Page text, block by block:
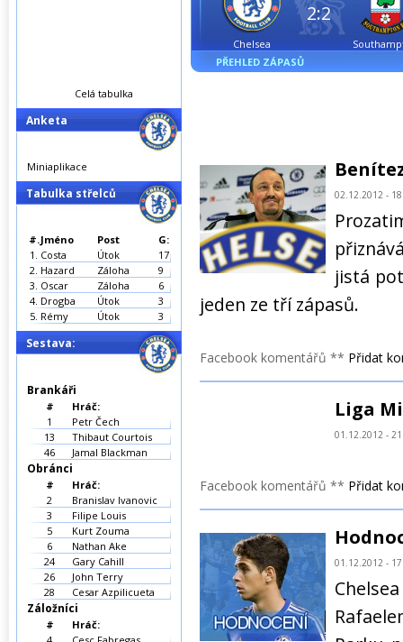
Chelsea
2:2
PŘEHLED ZÁPASŮ
02.12.2012 -
jistá
jeden ze tří zápasů.
Facebook komentářů ** Přidat
Liga
01.12.2012 -
Facebook komentářů ** Přidat
01.12.2012 -
Celá tabulka
Anketa
Miniaplikace
Tabulka střelců
#.Jméno Post
G:
1. Costa Útok
17
2. Hazard Záloha
9
3. Oscar Záloha
6
4. Drogba Útok
3
5. Rémy Útok 3
Sestava:
Brankáři
#
Hráč:
1
Petr Čech
13
Thibaut Courtois
46
Jamal Blackman
Obránci
#
Hráč:
2
Branislav Ivanovic
3
Filipe Louis
5
Kurt Zouma
6
Nathan Ake
24
Gary Cahill
26
John Terry
28
Cesar Azpilicueta
Záložníci
#
Hráč: